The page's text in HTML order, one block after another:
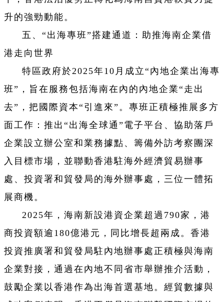
升的強勁動能。
五、“出海專班”搭建通道：助推海南企業借
港走向世界
特區政府於2025年10月成立“內地企業出海專
班”，旨在服務包括海南在內的內地企業“走出
去”，把國際資本“引進來”。專班正積極推展多方
面工作：推出“出海全球通”電子平台、協助落戶
企業設立辦公室和業務據點、籌備外訪考察團深
入目標市場，並聯動香港駐海外經濟貿易辦事
處、投資署和貿發局的海外辦事處，三位一體拓
展商機。
2025年，海南新設港資企業超過790家，港
商投資額逾180億港元，同比增長超兩成。香港
投資推廣署和貿發局駐內地辦事處正積極與海南
企業對接，通過在內地不同省市舉辦推介活動，
鼓勵企業以香港作為出海首選基地。經貿數據與